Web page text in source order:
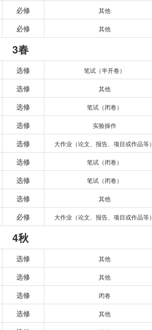
必修 其他
必修 其他
3春
选修 笔试（半开卷）
选修 其他
选修 笔试（闭卷）
选修 实验操作
选修 大作业（论文、报告、项目或作品等）
选修 笔试（闭卷）
选修 笔试（闭卷）
选修 其他
必修 大作业（论文、报告、项目或作品等）
4秋
选修 其他
选修 其他
选修 闭卷
选修 其他